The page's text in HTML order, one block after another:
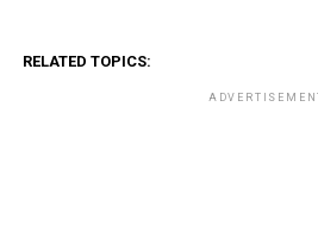
RELATED TOPICS: